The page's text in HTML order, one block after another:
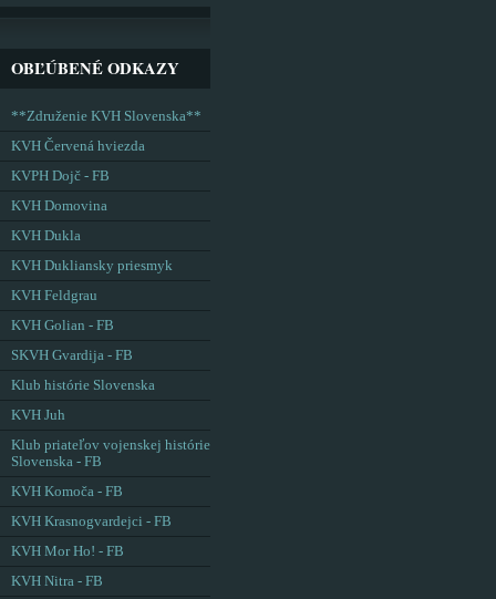
OBĽÚBENÉ ODKAZY
**Združenie KVH Slovenska**
KVH Červená hviezda
KVPH Dojč - FB
KVH Domovina
KVH Dukla
KVH Dukliansky priesmyk
KVH Feldgrau
KVH Golian - FB
SKVH Gvardija - FB
Klub histórie Slovenska
KVH Juh
Klub priateľov vojenskej histórie
Slovenska - FB
KVH Komoča - FB
KVH Krasnogvardejci - FB
KVH Mor Ho! - FB
KVH Nitra - FB